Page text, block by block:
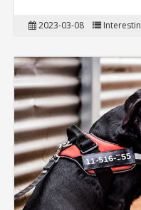
2023-03-08